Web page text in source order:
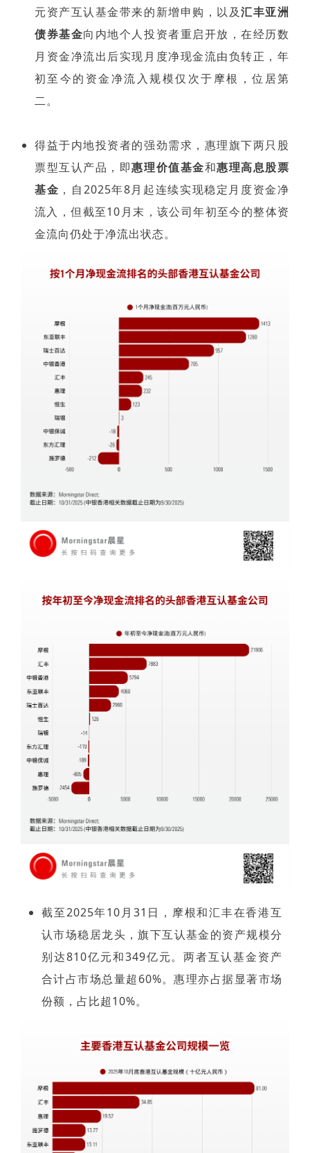
元资产互认基金带来的新增申购，以及汇丰亚洲
债券基金向内地个人投资者重启开放，在经历数
月资金净流出后实现月度净现金流由负转正，年
初至今的资金净流入规模仅次于摩根，位居第
二。
得益于内地投资者的强劲需求，惠理旗下两只股
票型互认产品，即惠理价值基金和惠理高息股票
基金 ，自2025年8月起连续实现稳定月度资金净
流入，但截至10月末，该公司年初至今的整体资
金流向仍处于净流出状态。
截至2025年10月31日，摩根和汇丰在香港互
认市场稳居龙头，旗下互认基金的资产规模分
别达810亿元和349亿元。两者互认基金资产
合计占市场总量超60%。惠理亦占据显著市场
份额，占比超10%。